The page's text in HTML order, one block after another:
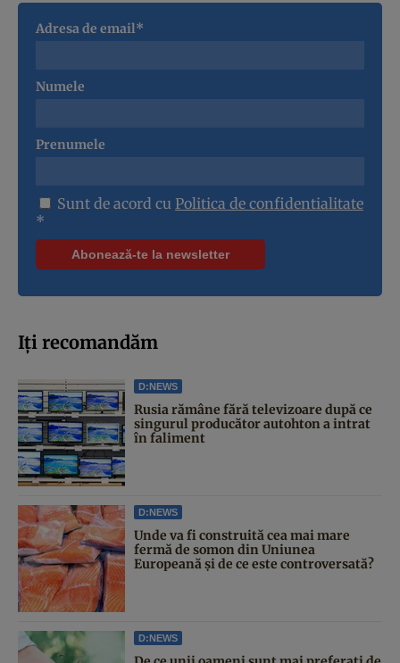
Adresa de email*
Numele
Prenumele
Sunt de acord cu Politica de confidentialitate
*
Iți recomandăm
D:NEWS
Rusia rămâne fără televizoare după ce
singurul producător autohton a intrat
în faliment
D:NEWS
Unde va fi construită cea mai mare
fermă de somon din Uniunea
Europeană și de ce este controversată?
D:NEWS